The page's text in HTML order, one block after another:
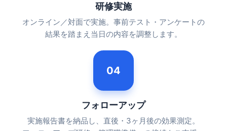
研修実施
オンライン／対面で実施。事前テスト・アンケートの
結果を踏まえ当日の内容を調整します。
04
フォローアップ
実施報告書を納品し、直後・3ヶ月後の効果測定。